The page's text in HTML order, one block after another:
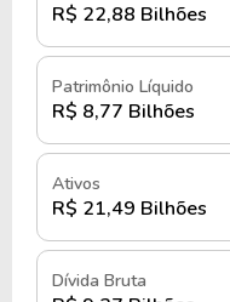
estabilidade e
focados em setores
História e
Copasa
Fundada em 1963,
governo de Minas
Companhia Mineira
R$ 22,88 Bilhões
Patrimônio Líquido
R$ 8,77 Bilhões
Ativos
R$ 21,49 Bilhões
Dívida Bruta